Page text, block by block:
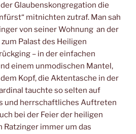
Glaubenskongregation die
mitnichten zutraf. Man sah
von seiner Wohnung an der
Palast des Heiligen
– in der einfachen
einem unmodischen Mantel,
Kopf, die Aktentasche in der
tauchte so selten auf
und herrschaftliches Auftreten
bei der Feier der heiligen
Ratzinger immer um das